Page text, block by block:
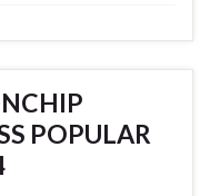
POPULAR